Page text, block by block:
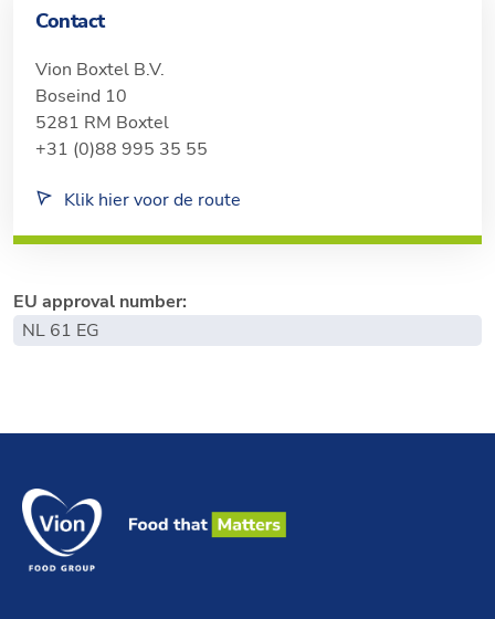
Contact
Vion Boxtel B.V.
Boseind 10
5281 RM Boxtel
+31 (0)88 995 35 55
Klik hier voor de route
EU approval number:
NL 61 EG